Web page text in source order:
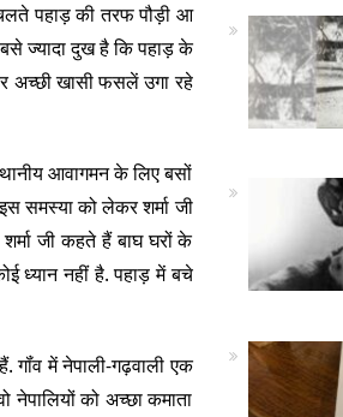
चलते पहाड़ की तरफ पौड़ी आ
ज्यादा दुख है कि पहाड़ के
अच्छी खासी फसलें उगा रहे
आवागमन के लिए बसों
समस्या को लेकर शर्मा जी
जी कहते हैं बाघ घरों के
ध्यान नहीं है. पहाड़ में बचे
गॉंव में नेपाली-गढ़वाली एक
को अच्छा कमाता